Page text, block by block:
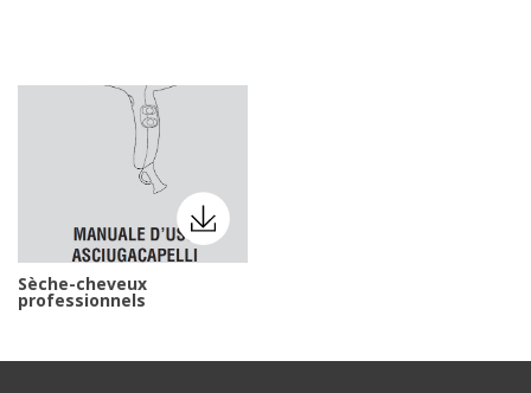
Sèche-cheveux
professionnels